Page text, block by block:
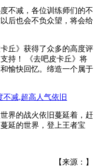
不减，各位训练师们的不
后也会不负众望，将会给
丘》获得了众多的高度评
持！ 《去吧皮卡丘》将
愉快回忆。缔造一个属于
界的战火依旧蔓延着，赶
延的世界，登上王者宝
【来源：】